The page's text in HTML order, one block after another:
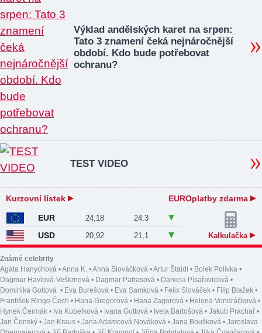
Výklad andělských karet na srpen:
Tato 3 znamení čeká nejnáročnější
období. Kdo bude potřebovat
ochranu?
TEST VIDEO
Kurzovní lístek EUROplatby zdarma
EUR 24,18 24,3
USD 20,92 21,1 Kalkulačka
Známé celebrity
Agáta Hanychová •Anna K. •Anna Slováčková •Artur Štaidl • Bolek Polívka •
Dagmar Havlová-Veškrnová • Dagmar Patrasová • Daniela Písařovicová •
Dominika Gottová • Eva Burešová • Eva Samková • Felix Slováček • Filip Blažek •
František Ringo Čech • Hana Gregorová • Hana Zagorová • Helena Vondráčková •
Hynek Čermák • Iva Kubelková • Ivana Gottová • Iveta Bartošová • Jakub Prachař •
Jan Čenský • Jan Kraus • Jana Adamcová Nováková • Jana Boušková • Jaroslava